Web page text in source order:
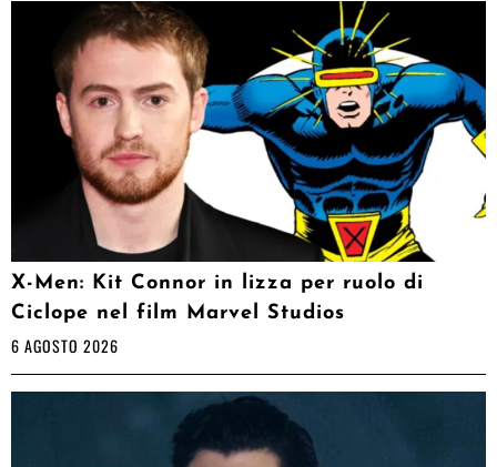
X-Men: Kit Connor in lizza per ruolo di
Ciclope nel film Marvel Studios
6 AGOSTO 2026